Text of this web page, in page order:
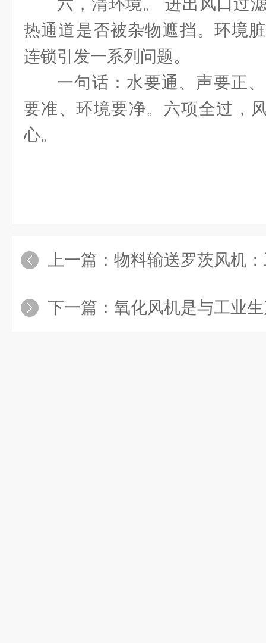
六，清环境。 进出风口过
热通道是否被杂物遮挡。环境
连锁引发一系列问题。
一句话：水要通、声要正
要准、环境要净。六项全过，
心。
上一篇： 物料输送罗茨风机：工
下一篇： 氧化风机是与工业